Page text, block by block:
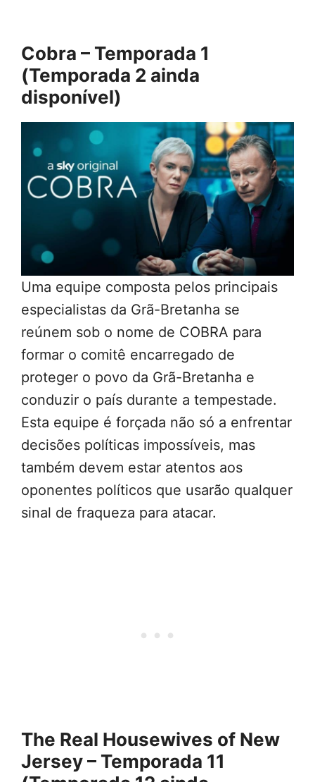
Cobra – Temporada 1
(Temporada 2 ainda
disponível)
Uma equipe composta pelos principais
especialistas da Grã-Bretanha se
reúnem sob o nome de COBRA para
formar o comitê encarregado de
proteger o povo da Grã-Bretanha e
conduzir o país durante a tempestade.
Esta equipe é forçada não só a enfrentar
decisões políticas impossíveis, mas
também devem estar atentos aos
oponentes políticos que usarão qualquer
sinal de fraqueza para atacar.
The Real Housewives of New
Jersey – Temporada 11